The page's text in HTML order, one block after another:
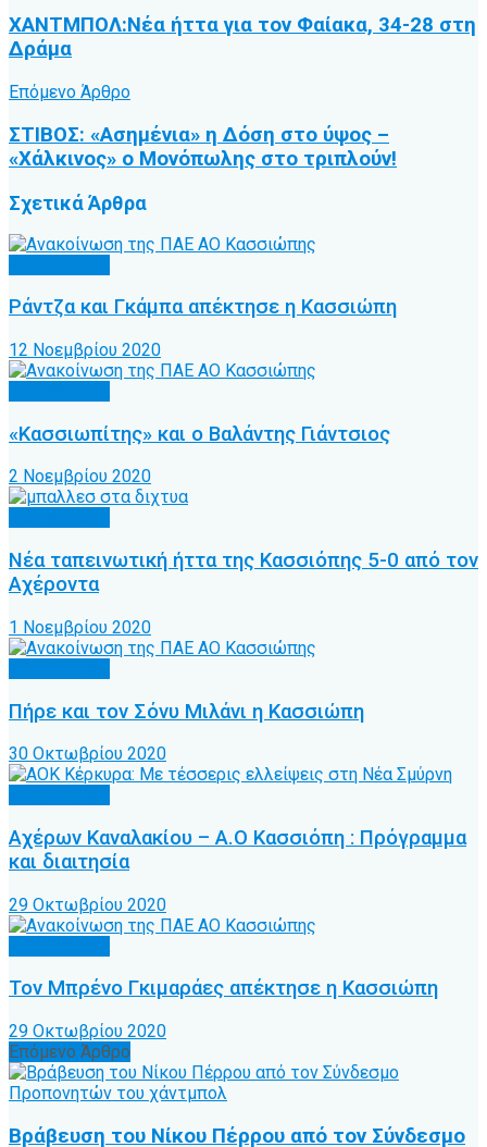
ΧΑΝΤΜΠΟΛ:Νέα ήττα για τον Φαίακα, 34-28 στη
Δράμα
Επόμενο Άρθρο
ΣΤΙΒΟΣ: «Ασημένια» η Δόση στο ύψος –
«Χάλκινος» ο Μονόπωλης στο τριπλούν!
ΣχετικάΆρθρα
Ράντζα και Γκάμπα απέκτησε η Κασσιώπη
12 Νοεμβρίου 2020
«Κασσιωπίτης» και ο Βαλάντης Γιάντσιος
2 Νοεμβρίου 2020
Νέα ταπεινωτική ήττα της Κασσιόπης 5-0 από τον
Αχέροντα
1 Νοεμβρίου 2020
Πήρε και τον Σόνυ Μιλάνι η Κασσιώπη
30 Οκτωβρίου 2020
Αχέρων Καναλακίου – Α.Ο Κασσιόπη : Πρόγραμμα
και διαιτησία
29 Οκτωβρίου 2020
Τον Μπρένο Γκιμαράες απέκτησε η Κασσιώπη
29 Οκτωβρίου 2020
Επόμενο Άρθρο
Βράβευση του Νίκου Πέρρου από τον Σύνδεσμο